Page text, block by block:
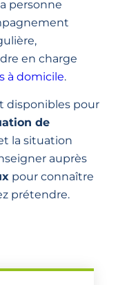
personne
en charge
à domicile.
disponibles pour
de
la situation
auprès
pour connaître
prétendre.